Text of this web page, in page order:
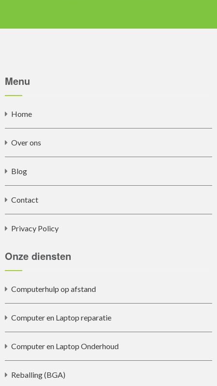
Menu
Home
Over ons
Blog
Contact
Privacy Policy
Onze diensten
Computerhulp op afstand
Computer en Laptop reparatie
Computer en Laptop Onderhoud
Reballing (BGA)